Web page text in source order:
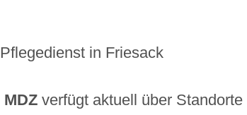
in Friesack
verfügt aktuell über Standorte